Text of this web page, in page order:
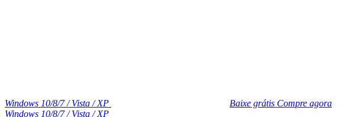
Windows 10/8/7 / Vista / XP Baixe grátis Compre agora
Windows 10/8/7 / Vista / XP